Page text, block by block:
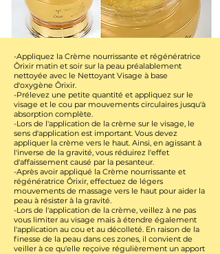
-Appliquez la Crème nourrissante et régénératrice
Ôrixir matin et soir sur la peau préalablement
nettoyée avec le Nettoyant Visage à base
d'oxygène Ôrixir.
-Prélevez une petite quantité et appliquez sur le
visage et le cou par mouvements circulaires jusqu'à
absorption complète.
-Lors de l'application de la crème sur le visage, le
sens d'application est important. Vous devez
appliquer la crème vers le haut. Ainsi, en agissant à
l'inverse de la gravité, vous réduirez l'effet
d'affaissement causé par la pesanteur.
-Après avoir appliqué la Crème nourrissante et
régénératrice Ôrixir, effectuez de légers
mouvements de massage vers le haut pour aider la
peau à résister à la gravité.
-Lors de l'application de la crème, veillez à ne pas
vous limiter au visage mais à étendre également
l'application au cou et au décolleté. En raison de la
finesse de la peau dans ces zones, il convient de
veiller à ce qu'elle reçoive régulièrement un apport